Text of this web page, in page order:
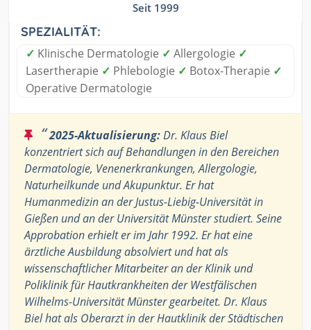
Seit 1999
SPEZIALITÄT:
✓ Klinische Dermatologie ✓ Allergologie ✓
Lasertherapie ✓ Phlebologie ✓ Botox-Therapie ✓
Operative Dermatologie
“2025-Aktualisierung:Dr. Klaus Biel
konzentriert sich auf Behandlungen in den Bereichen
Dermatologie, Venenerkrankungen, Allergologie,
Naturheilkunde und Akupunktur. Er hat
Humanmedizin an der Justus-Liebig-Universität in
Gießen und an der Universität Münster studiert. Seine
Approbation erhielt er im Jahr 1992. Er hat eine
ärztliche Ausbildung absolviert und hat als
wissenschaftlicher Mitarbeiter an der Klinik und
Poliklinik für Hautkrankheiten der Westfälischen
Wilhelms-Universität Münster gearbeitet. Dr. Klaus
Biel hat als Oberarzt in der Hautklinik der Städtischen